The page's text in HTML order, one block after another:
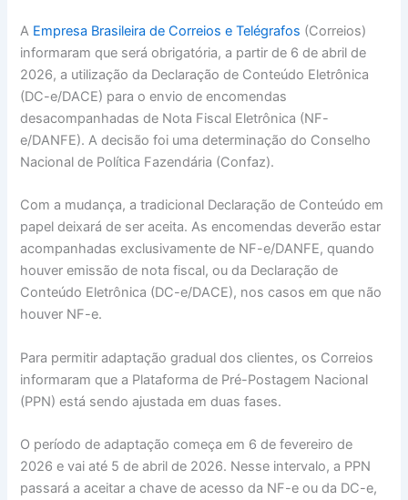
A Empresa Brasileira de Correios e Telégrafos (Correios)
informaram que será obrigatória, a partir de 6 de abril de
2026, a utilização da Declaração de Conteúdo Eletrônica
(DC-e/DACE) para o envio de encomendas
desacompanhadas de Nota Fiscal Eletrônica (NF-
e/DANFE). A decisão foi uma determinação do Conselho
Nacional de Política Fazendária (Confaz).
Com a mudança, a tradicional Declaração de Conteúdo em
papel deixará de ser aceita. As encomendas deverão estar
acompanhadas exclusivamente de NF-e/DANFE, quando
houver emissão de nota fiscal, ou da Declaração de
Conteúdo Eletrônica (DC-e/DACE), nos casos em que não
houver NF-e.
Para permitir adaptação gradual dos clientes, os Correios
informaram que a Plataforma de Pré-Postagem Nacional
(PPN) está sendo ajustada em duas fases.
O período de adaptação começa em 6 de fevereiro de
2026 e vai até 5 de abril de 2026. Nesse intervalo, a PPN
passará a aceitar a chave de acesso da NF-e ou da DC-e,